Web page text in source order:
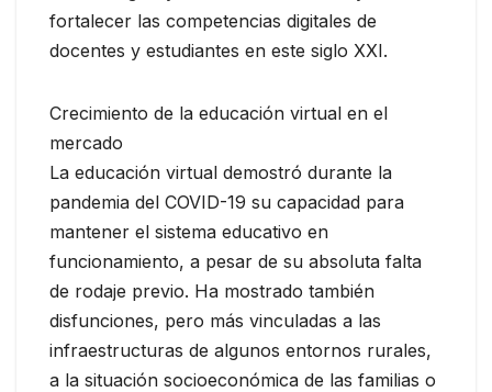
fortalecer las competencias digitales de
docentes y estudiantes en este siglo XXI.
Crecimiento de la educación virtual en el
mercado
La educación virtual demostró durante la
pandemia del COVID-19 su capacidad para
mantener el sistema educativo en
funcionamiento, a pesar de su absoluta falta
de rodaje previo. Ha mostrado también
disfunciones, pero más vinculadas a las
infraestructuras de algunos entornos rurales,
a la situación socioeconómica de las familias o